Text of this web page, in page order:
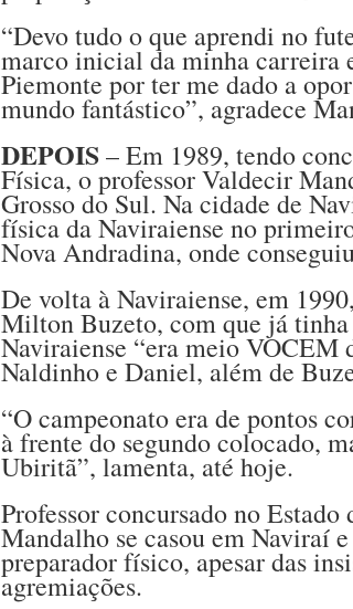
“Devo tudo o que aprendi no
marco inicial da minha carreira
Piemonte por ter me dado a
mundo fantástico”, agradece
DEPOIS– Em 1989, tendo
Física, o professor Valdecir
Grosso do Sul. Na cidade de
física da Naviraiense no
Nova Andradina, onde
De volta à Naviraiense, em
Milton Buzeto, com que já
Naviraiense “era meio VOCEM
Naldinho e Daniel, além de
“O campeonato era de pontos
à frente do segundo colocado,
Ubiritã”, lamenta, até hoje.
Professor concursado no
Mandalho se casou em Naviraí
preparador físico, apesar das
agremiações.